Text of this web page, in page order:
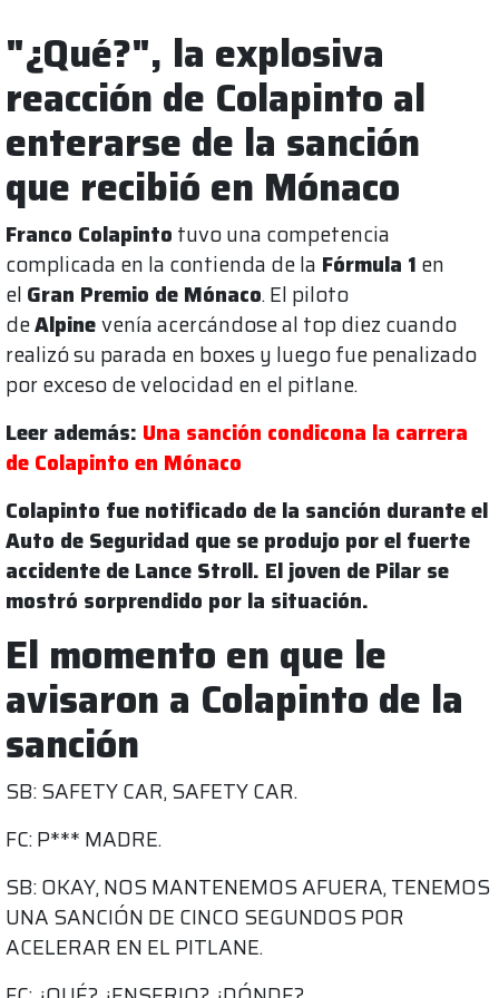
"¿Qué?", la explosiva
reacción de Colapinto al
enterarse de la sanción
que recibió en Mónaco
Franco Colapinto tuvo una competencia
complicada en la contienda de la Fórmula 1 en
el Gran Premio de Mónaco. El piloto
deAlpinevenía acercándose al top diez cuando
realizó su parada en boxes y luego fue penalizado
por exceso de velocidad en el pitlane.
Leer además: Una sanción condicona la carrera
de Colapinto en Mónaco
Colapinto fue notificado de la sanción durante el
Auto de Seguridad que se produjo por el fuerte
accidente de Lance Stroll. El joven de Pilar se
mostró sorprendido por la situación.
El momento en que le
avisaron a Colapinto de la
sanción
SB: SAFETY CAR, SAFETY CAR.
FC: P*** MADRE.
SB: OKAY, NOS MANTENEMOS AFUERA, TENEMOS
UNA SANCIÓN DE CINCO SEGUNDOS POR
ACELERAR EN EL PITLANE.